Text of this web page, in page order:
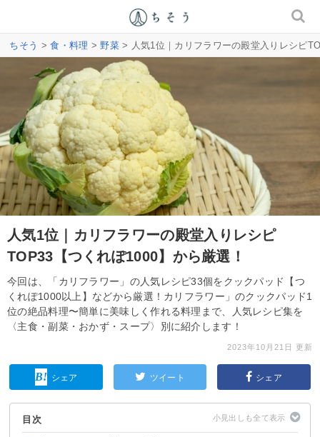
ちそう >食・料理 >野菜> 人気1位｜カリフラワーの殿堂入りレシピ
人気1位｜カリフラワーの殿堂入りレシピ
TOP33【つくれぽ1000】から厳選！
今回は、「カリフラワー」の人気レシピ33個をクックパッド【つ
くれぽ1000以上】などから厳選！カリフラワー」のクックパッド1
位の絶品料理〜簡単に美味しく作れる料理まで、人気レシピ集を
〈主食・副菜・おかず・スープ〉別に紹介します！
2023年10月21日 更新
シェア ツイート シェア
目次